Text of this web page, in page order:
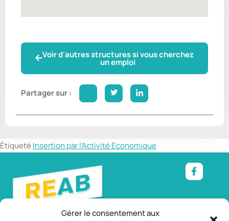
Gérer le consentement aux
Voir d'autres structures si vous cherchez
un emploi
Partager sur :
Étiqueté Insertion par l'Activité Economique